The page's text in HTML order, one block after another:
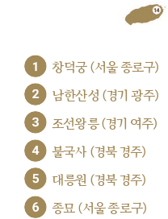
1 창덕궁 (서울 종로구)
2 남한산성 (경기 광주)
3 조선왕릉 (경기 여주)
4 불국사 (경북 경주)
5 대릉원 (경북 경주)
6 종묘 (서울 종로구)